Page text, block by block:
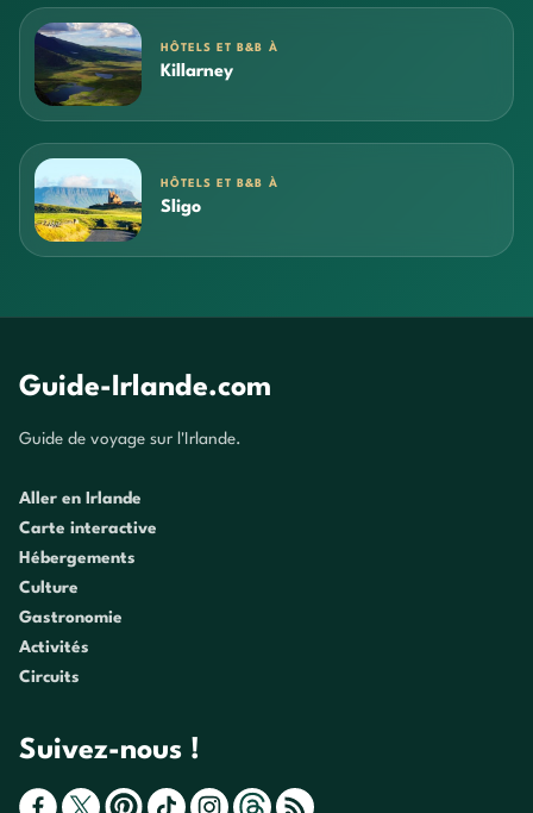
HÔTELS ET B&B À
Killarney
HÔTELS ET B&B À
Sligo
Guide-Irlande.com
Guide de voyage sur l'Irlande.
Aller en Irlande
Carte interactive
Hébergements
Culture
Gastronomie
Activités
Circuits
Suivez-nous !